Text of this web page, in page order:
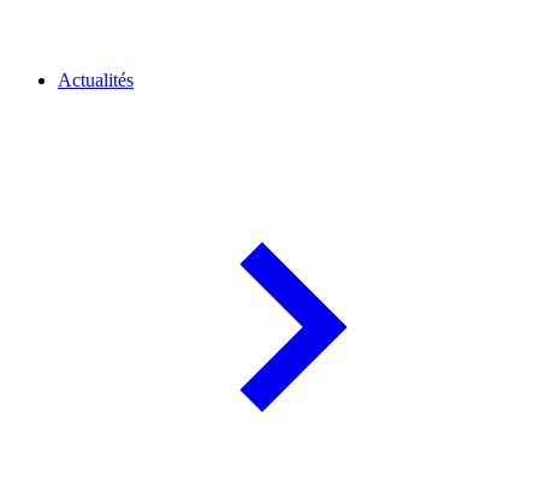
Actualités